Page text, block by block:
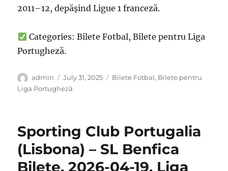
2011–12, depășind Ligue 1 franceză.
Categories: Bilete Fotbal, Bilete pentru Liga
Portugheză.
Author
admin
Posted
on
July 31, 2025 Categories
Bilete Fotbal, Bilete pentru
Liga Portugheză
Sporting Club Portugalia
(Lisbona) – SL Benfica
Bilete, 2026-04-19, Liga